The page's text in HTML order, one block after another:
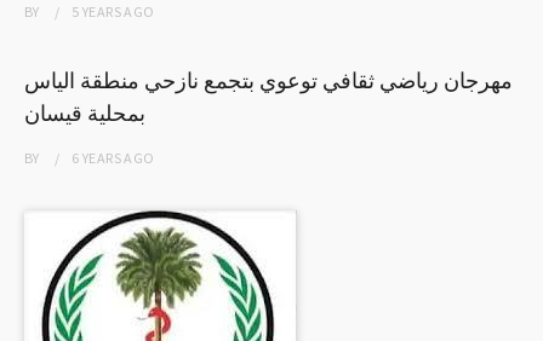
BY 5 YEARSAGO
مهرجان رياضي ثقافي توعوي بتجمع نازحي منطقة الياس
بمحلية قيسان
BY 6 YEARSAGO